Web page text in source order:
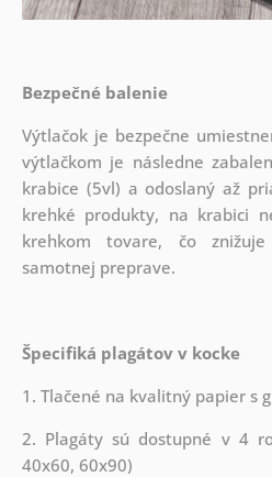
Bezpečné balenie
Výtlačok je bezpečne
výtlačkom je následne
krabice (5vl) a odoslaný až
krehké produkty, na krabici
krehkom tovare, čo
samotnej preprave.
Špecifiká plagátov v kocke
1. Tlačené na kvalitný papier s
2. Plagáty sú dostupné v 4
40x60, 60x90)